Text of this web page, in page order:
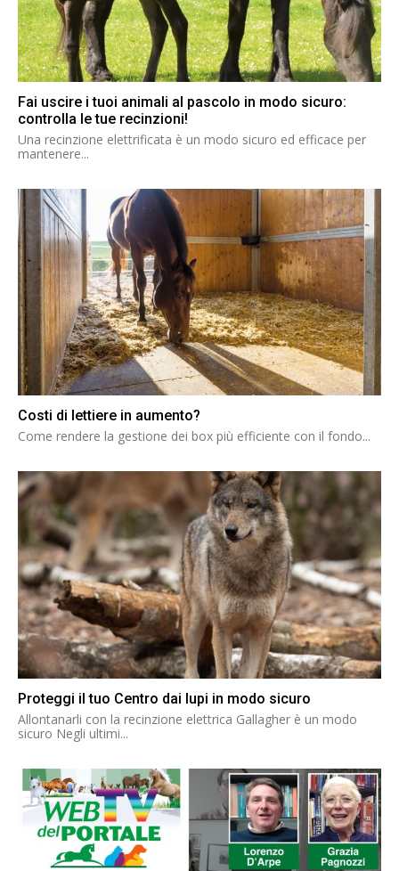
Fai uscire i tuoi animali al pascolo in modo sicuro:
controlla le tue recinzioni!
Una recinzione elettrificata è un modo sicuro ed efficace per
mantenere...
Costi di lettiere in aumento?
Come rendere la gestione dei box più efficiente con il fondo...
Proteggi il tuo Centro dai lupi in modo sicuro
Allontanarli con la recinzione elettrica Gallagher è un modo
sicuro Negli ultimi...